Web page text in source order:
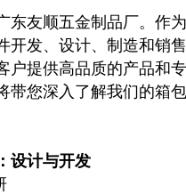
东友顺五金制品厂。作
开发、设计、制造和销
户提供高品质的产品和
带您深入了解我们的箱
设计与开发
人